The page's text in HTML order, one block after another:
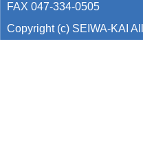
FAX 047-334-0505
Copyright (c) SEIWA-KAI